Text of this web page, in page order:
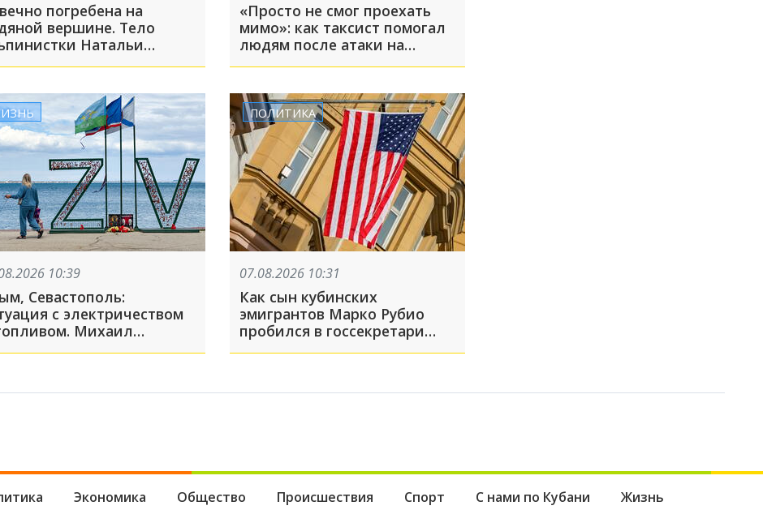
погребена на
вершине. Тело
Натальи
уже год
операция
«Просто не смог проехать
мимо»: как таксист помогал
людям после атаки на
Wildberries в Екатеринбурге
10:39
Севастополь:
с электричеством
Михаил
объяснил,
ПОЛИТИКА
07.08.2026 10:31
Как сын кубинских
эмигрантов Марко Рубио
пробился в госсекретари
США. Рассказываем о
Америки
Экономика Общество Происшествия Спорт С нами по Кубани Жизнь